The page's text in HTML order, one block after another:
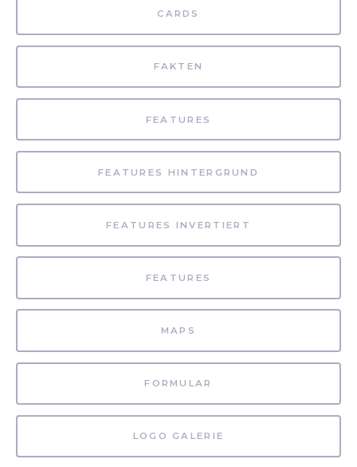
CARDS
FAKTEN
FEATURES
FEATURES HINTERGRUND
FEATURES INVERTIERT
FEATURES
MAPS
FORMULAR
LOGO GALERIE